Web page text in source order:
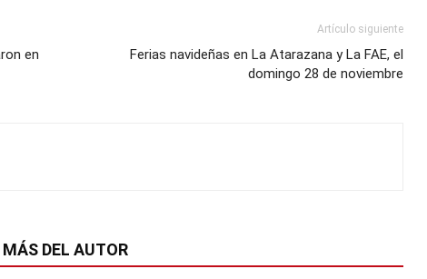
en
Artículo siguiente
Ferias navideñas en La Atarazana y La FAE, el
domingo 28 de noviembre
MÁS DEL AUTOR